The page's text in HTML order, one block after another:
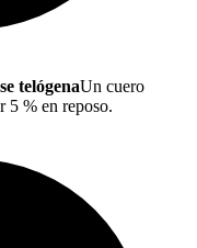
telógenaUn cuero
5 % en reposo.